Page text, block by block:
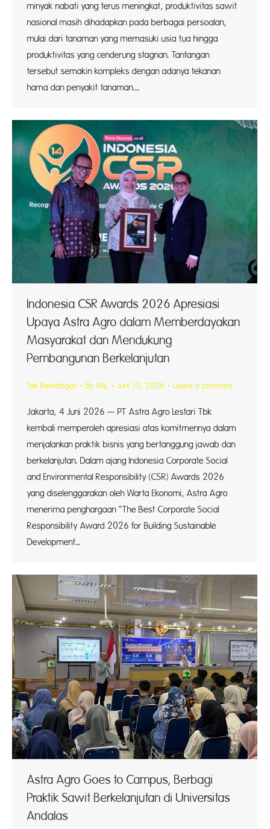
minyak nabati yang terus meningkat, produktivitas sawit
nasional masih dihadapkan pada berbagai persoalan,
mulai dari tanaman yang memasuki usia tua hingga
produktivitas yang cenderung stagnan. Tantangan
tersebut semakin kompleks dengan adanya tekanan
hama dan penyakit tanaman.…
Indonesia CSR Awards 2026 Apresiasi
Upaya Astra Agro dalam Memberdayakan
Masyarakat dan Mendukung
Pembangunan Berkelanjutan
Tak Berkategori By AAL Juni 12, 2026 Leave a comment
Jakarta, 4 Juni 2026 — PT Astra Agro Lestari Tbk
kembali memperoleh apresiasi atas komitmennya dalam
menjalankan praktik bisnis yang bertanggung jawab dan
berkelanjutan. Dalam ajang Indonesia Corporate Social
and Environmental Responsibility (CSR) Awards 2026
yang diselenggarakan oleh Warta Ekonomi, Astra Agro
menerima penghargaan “The Best Corporate Social
Responsibility Award 2026 for Building Sustainable
Development…
Astra Agro Goes to Campus, Berbagi
Praktik Sawit Berkelanjutan di Universitas
Andalas